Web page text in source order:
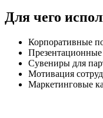
Для чего
Корпоративные
Сувениры для
Мотивация
Маркетинговые